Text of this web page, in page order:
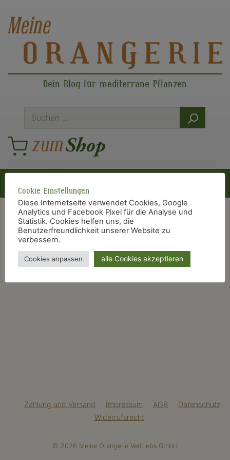
Dein Blog für mediterrane Pflanzen
Suche
nach:
Hauptnavigation
Zahlung und Versand Impressum AGB
Datenschutz
Widerrufsrecht
© 2026 Meine Orangerie Vertriebs GmbH
Cookie Einstellungen
Diese Internetseite verwendet Cookies, Google
Analytics und Facebook Pixel für die Analyse und
Statistik. Cookies helfen uns, die
Benutzerfreundlichkeit unserer Website zu
verbessern.
Cookies anpassen alle Cookies akzeptieren